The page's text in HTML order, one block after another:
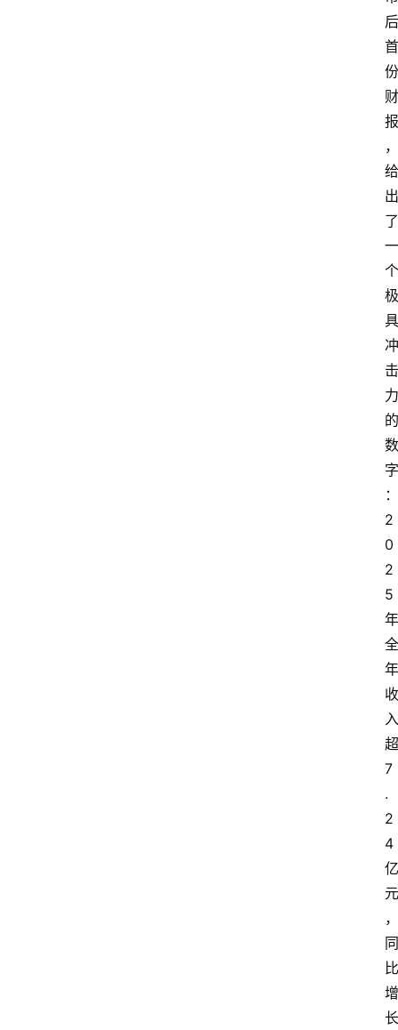
后
首
份
财
报
，
给
出
了
一
个
极
具
冲
击
力
的
数
字
：
2
0
2
5
年
全
年
收
入
超
7
.
2
4
亿
元
，
同
比
增
长